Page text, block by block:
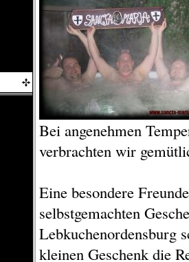
Bei angenehmen
verbrachten wir
Eine besondere
selbstgemachten
Lebkuchenordensburg
kleinen Geschenk die